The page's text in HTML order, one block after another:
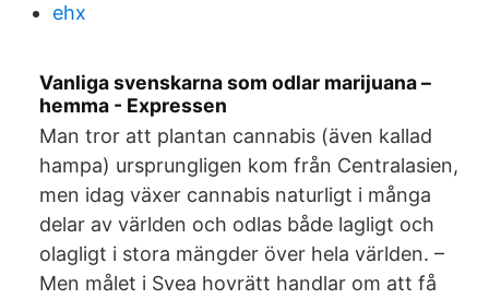
ehx
Vanliga svenskarna som odlar marijuana –
hemma - Expressen
Man tror att plantan cannabis (även kallad
hampa) ursprungligen kom från Centralasien,
men idag växer cannabis naturligt i många
delar av världen och odlas både lagligt och
olagligt i stora mängder över hela världen. –
Men målet i Svea hovrätt handlar om att få